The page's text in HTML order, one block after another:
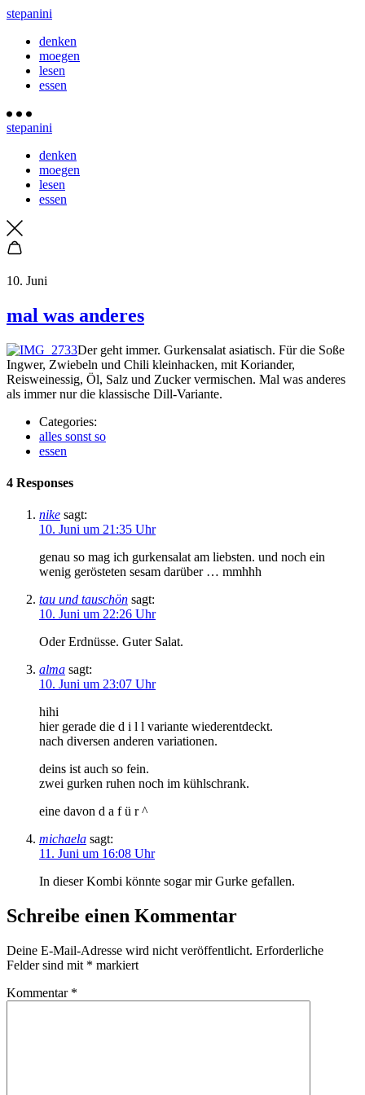
stepanini
denken
moegen
lesen
essen
stepanini
denken
moegen
lesen
essen
10. Juni
mal was anderes
Der geht immer. Gurkensalat asiatisch. Für die Soße
Ingwer, Zwiebeln und Chili kleinhacken, mit Koriander,
Reisweinessig, Öl, Salz und Zucker vermischen. Mal was anderes
als immer nur die klassische Dill-Variante.
Categories:
alles sonst so
essen
4 Responses
nike sagt:
10. Juni um 21:35 Uhr
genau so mag ich gurkensalat am liebsten. und noch ein
wenig gerösteten sesam darüber … mmhhh
tau und tauschön sagt:
10. Juni um 22:26 Uhr
Oder Erdnüsse. Guter Salat.
alma sagt:
10. Juni um 23:07 Uhr
hihi
hier gerade die d i l l variante wiederentdeckt.
nach diversen anderen variationen.
deins ist auch so fein.
zwei gurken ruhen noch im kühlschrank.
eine davon d a f ü r ^
michaela sagt:
11. Juni um 16:08 Uhr
In dieser Kombi könnte sogar mir Gurke gefallen.
Schreibe einen Kommentar
Deine E-Mail-Adresse wird nicht veröffentlicht. Erforderliche
Felder sind mit * markiert
Kommentar *